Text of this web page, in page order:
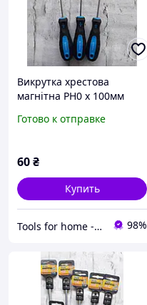
Викрутка хрестова
магнітна PH0 х 100мм
Готово к отправке
60₴
Купить
Tools for home -Інструменти для дому 98%